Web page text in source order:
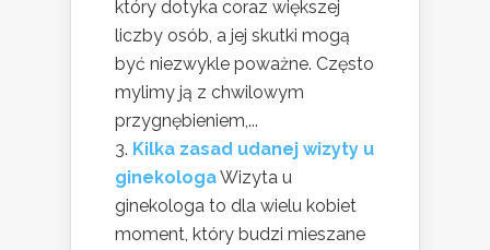
który dotyka coraz większej
liczby osób, a jej skutki mogą
być niezwykle poważne. Często
mylimy ją z chwilowym
przygnębieniem,...
Kilka zasad udanej wizyty u
ginekologaWizyta u
ginekologa to dla wielu kobiet
moment, który budzi mieszane